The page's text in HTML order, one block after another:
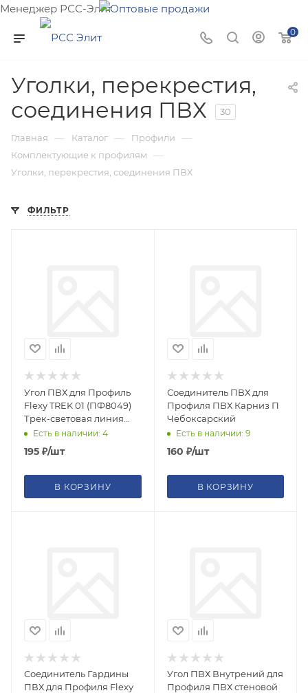
Менеджер РСС-Элит
Напишите нам и мы поможем подобрать товар именно
для Вас!
0
Уголки, перекрестия,
соединения ПВХ
30
Главная — Каталог — Профили —
Комплектующие к профилям —
Уголки, перекрестия, соединения ПВХ
ФИЛЬТР
Угол ПВХ для Профиль
Flexy TREK 01 (ПФ8049)
Трек-световая линия
34мм
Есть в наличии: 4
195 ₽/шт
В КОРЗИНУ
Соединитель ПВХ для
Профиля ПВХ Карниз П
Чебоксарский
Есть в наличии: 9
160 ₽/шт
В КОРЗИНУ
Соединитель Гардины
ПВХ для Профиля Flexy
Угол ПВХ Внутрений для
Профиля ПВХ стеновой